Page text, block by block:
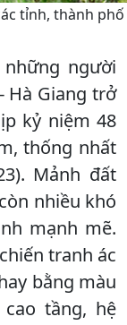
tỉnh, thành
người
Hà Giang trở
kỷ niệm 48
thống nhất
Mảnh đất
nhiều khó
mạnh mẽ.
tranh ác
bằng màu
tầng, hệ